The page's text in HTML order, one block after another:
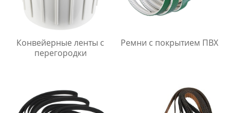
Конвейерные ленты с
перегородки
Ремни с покрытием ПВХ